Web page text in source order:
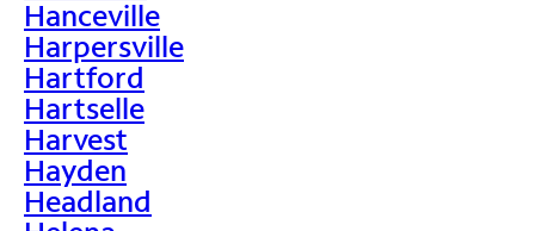
Hanceville
Harpersville
Hartford
Hartselle
Harvest
Hayden
Headland